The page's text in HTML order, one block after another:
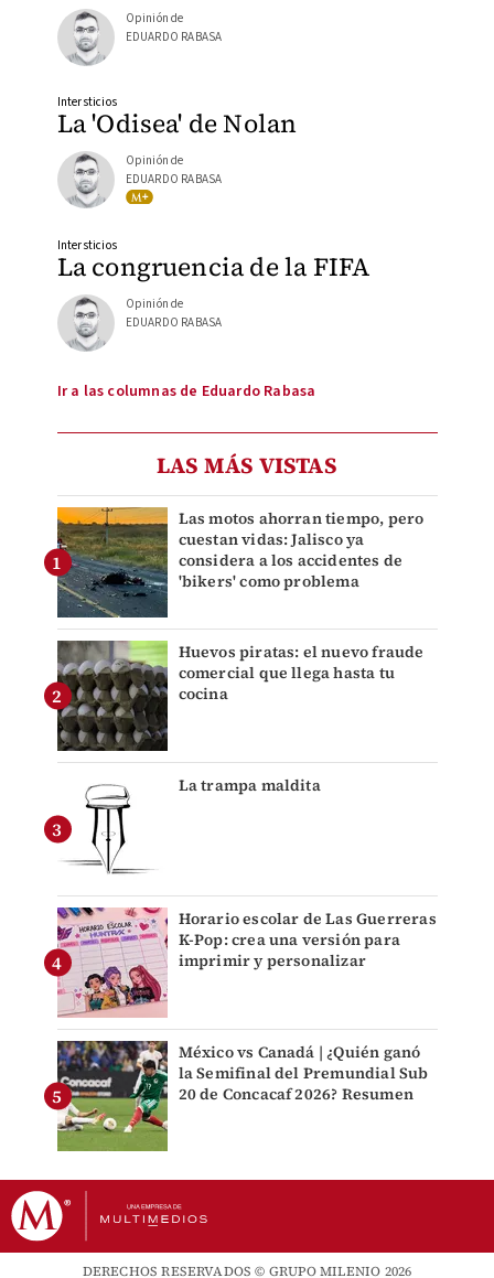
Opinión de
EDUARDO RABASA
La 'Odisea' de Nolan
Intersticios
Opinión de
EDUARDO RABASA
La congruencia de la FIFA
Intersticios
Opinión de
EDUARDO RABASA
Ir a las columnas de Eduardo Rabasa
LAS MÁS VISTAS
Las motos ahorran tiempo, pero
cuestan vidas: Jalisco ya
considera a los accidentes de
'bikers' como problema
Huevos piratas: el nuevo fraude
comercial que llega hasta tu
cocina
La trampa maldita
Horario escolar de Las Guerreras
K-Pop: crea una versión para
imprimir y personalizar
México vs Canadá | ¿Quién ganó
la Semifinal del Premundial Sub
20 de Concacaf 2026? Resumen
DERECHOS RESERVADOS © GRUPO MILENIO 2026